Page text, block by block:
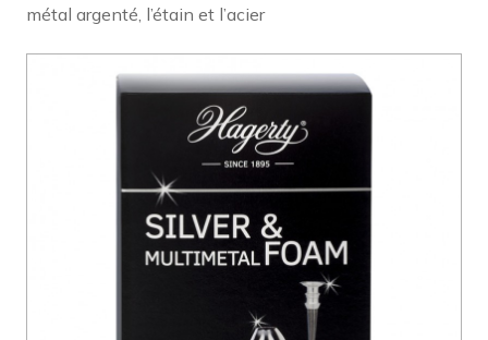
métal argenté, l’étain et l’acier